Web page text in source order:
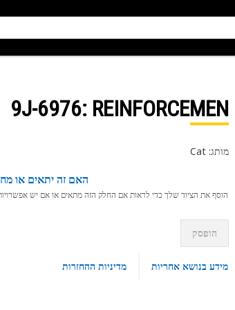
9J-6976: REINFORCEMEN
מותג: Cat
האם זה יתאים או
הוסף את הציוד שלך כדי לראות אם החלק הזה מתאים או אם יש אפשרויות
הופסק
מידע בנושא אחריות מדיניות ההחזרות